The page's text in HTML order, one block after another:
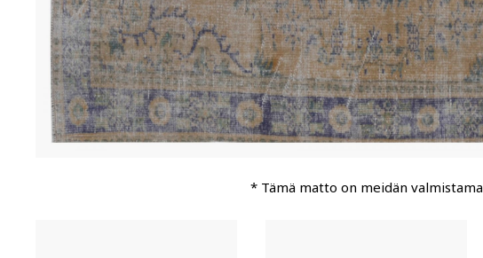
* Tämä matto on meidän valmistama